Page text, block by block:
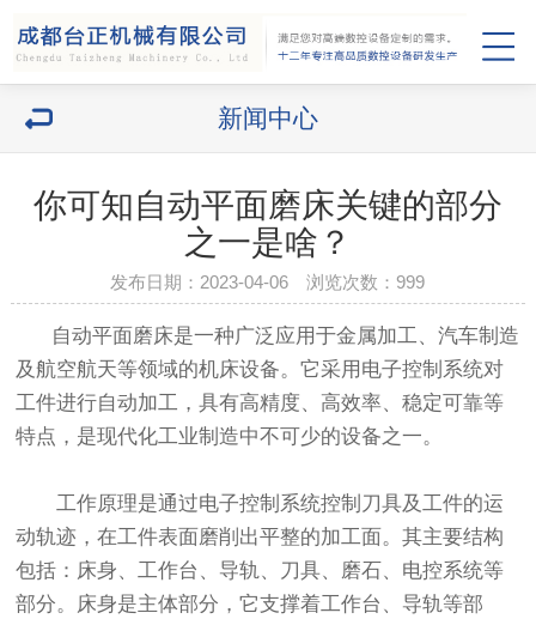
新闻中心
你可知自动平面磨床关键的部分
之一是啥？
发布日期：2023-04-06 浏览次数： 999
自动平面磨床是一种广泛应用于金属加工、汽车制造
及航空航天等领域的机床设备。它采用电子控制系统对
工件进行自动加工，具有高精度、高效率、稳定可靠等
特点，是现代化工业制造中不可少的设备之一。
工作原理是通过电子控制系统控制刀具及工件的运
动轨迹，在工件表面磨削出平整的加工面。其主要结构
包括：床身、工作台、导轨、刀具、磨石、电控系统等
部分。床身是主体部分，它支撑着工作台、导轨等部